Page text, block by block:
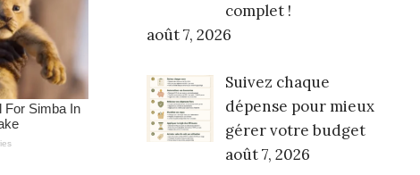
complet !
août 7, 2026
Suivez chaque
dépense pour mieux
gérer votre budget
août 7, 2026